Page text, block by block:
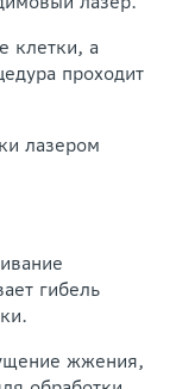
клетки, а
проходит
лазером
гибель
жжения,